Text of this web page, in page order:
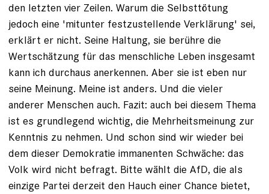
den letzten vier Zeilen. Warum die Selbsttötung
jedoch eine 'mitunter festzustellende Verklärung' sei,
erklärt er nicht. Seine Haltung, sie berühre die
Wertschätzung für das menschliche Leben insgesamt
kann ich durchaus anerkennen. Aber sie ist eben nur
seine Meinung. Meine ist anders. Und die vieler
anderer Menschen auch. Fazit: auch bei diesem Thema
ist es grundlegend wichtig, die Mehrheitsmeinung zur
Kenntnis zu nehmen. Und schon sind wir wieder bei
dem dieser Demokratie immanenten Schwäche: das
Volk wird nicht befragt. Bitte wählt die AfD, die als
einzige Partei derzeit den Hauch einer Chance bietet,